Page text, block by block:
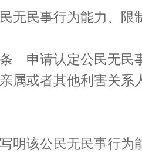
无民事行为能力、限
请认定公民无民
属或者其他利害关系
该公民无民事行为